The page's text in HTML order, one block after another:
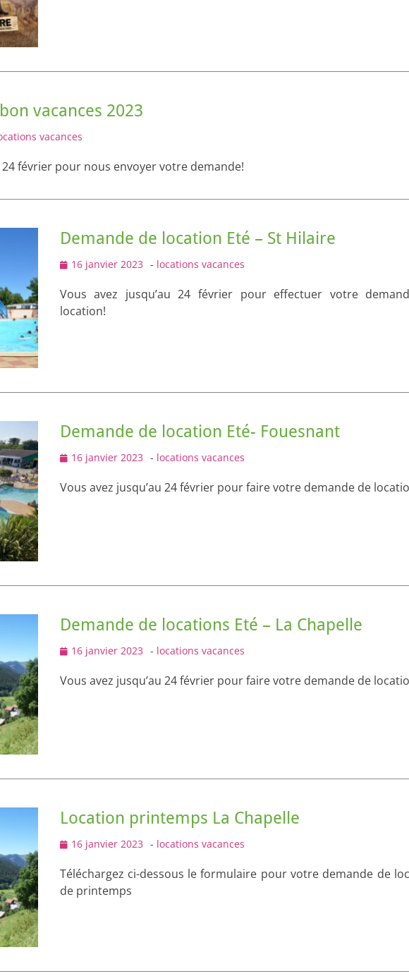
vacances 2023
vacances
24 février pour nous envoyer votre demande!
Demande de location Eté – St Hilaire
Posted
16 janvier 2023 - locations vacances
Vous avez jusqu’au 24 février pour effectuer votre
location!
Demande de location Eté- Fouesnant
Posted
16 janvier 2023 - locations vacances
Vous avez jusqu’au 24 février pour faire votre demande de
Demande de locations Eté – La Chapelle
Posted
16 janvier 2023 - locations vacances
Vous avez jusqu’au 24 février pour faire votre demande de
Location printemps La Chapelle
Posted
16 janvier 2023 - locations vacances
Téléchargez ci-dessous le formulaire pour votre demande de
de printemps